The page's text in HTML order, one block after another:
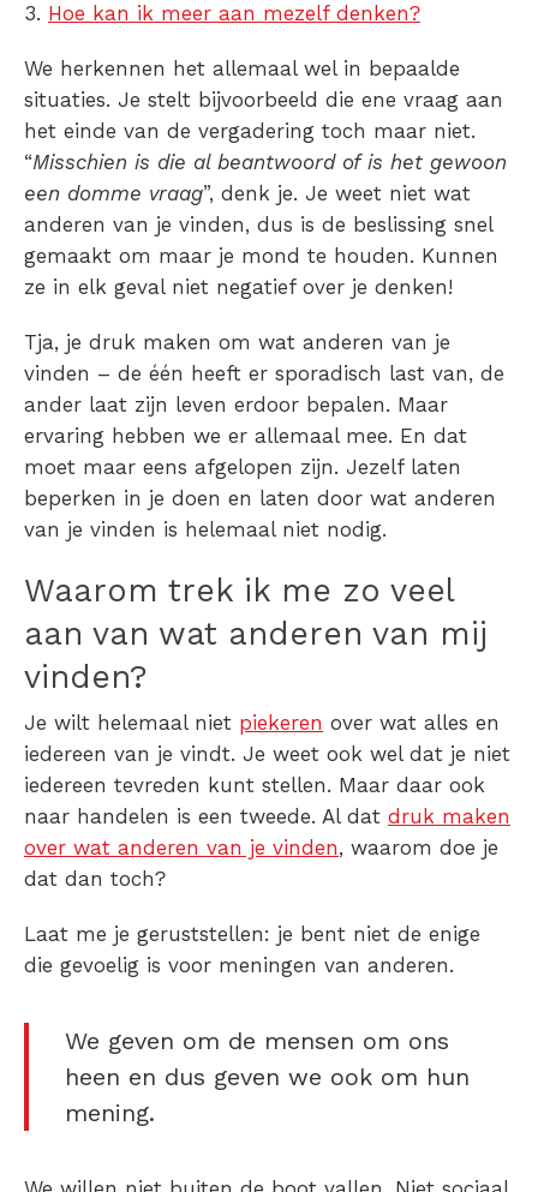
Hoe kan ik meer aan mezelf denken?
We herkennen het allemaal wel in bepaalde
situaties. Je stelt bijvoorbeeld die ene vraag aan
het einde van de vergadering toch maar niet.
“Misschien is die al beantwoord of is het gewoon
een domme vraag”, denk je. Je weet niet wat
anderen van je vinden, dus is de beslissing snel
gemaakt om maar je mond te houden. Kunnen
ze in elk geval niet negatief over je denken!
Tja, je druk maken om wat anderen van je
vinden – de één heeft er sporadisch last van, de
ander laat zijn leven erdoor bepalen. Maar
ervaring hebben we er allemaal mee. En dat
moet maar eens afgelopen zijn. Jezelf laten
beperken in je doen en laten door wat anderen
van je vinden is helemaal niet nodig.
Waarom trek ik me zo veel
aan van wat anderen van mij
vinden?
Je wilt helemaal niet piekeren over wat alles en
iedereen van je vindt. Je weet ook wel dat je niet
iedereen tevreden kunt stellen. Maar daar ook
naar handelen is een tweede. Al dat druk maken
over wat anderen van je vinden, waarom doe je
dat dan toch?
Laat me je geruststellen: je bent niet de enige
die gevoelig is voor meningen van anderen.
We geven om de mensen om ons
heen en dus geven we ook om hun
mening.